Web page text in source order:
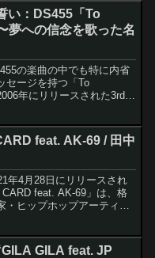
ファーとして使用し、人...
い：DS455「To
夢への信念を歌った名
の楽曲の中でも特に内省
セージを持つ「To
年にリリースされた3rdア
た力...
feat. AK-69 / 田中
年4月28日にリリースされ
feat. AK-69」は、格
・ヒップホップアーティス
ラボレーション作品...
GILA feat. JP